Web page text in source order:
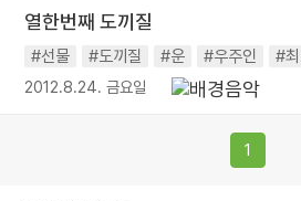
열한번째 도끼질
#선물 #도끼질 #운 #우주인 #
2012.8.24. 금요일
1